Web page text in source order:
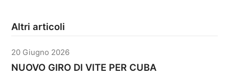
Altri articoli
20 Giugno 2026
NUOVO GIRO DI VITE PER CUBA